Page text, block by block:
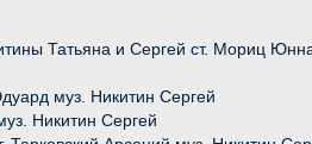
Татьяна и Сергей ст. Мориц
муз. Никитин Сергей
Никитин Сергей